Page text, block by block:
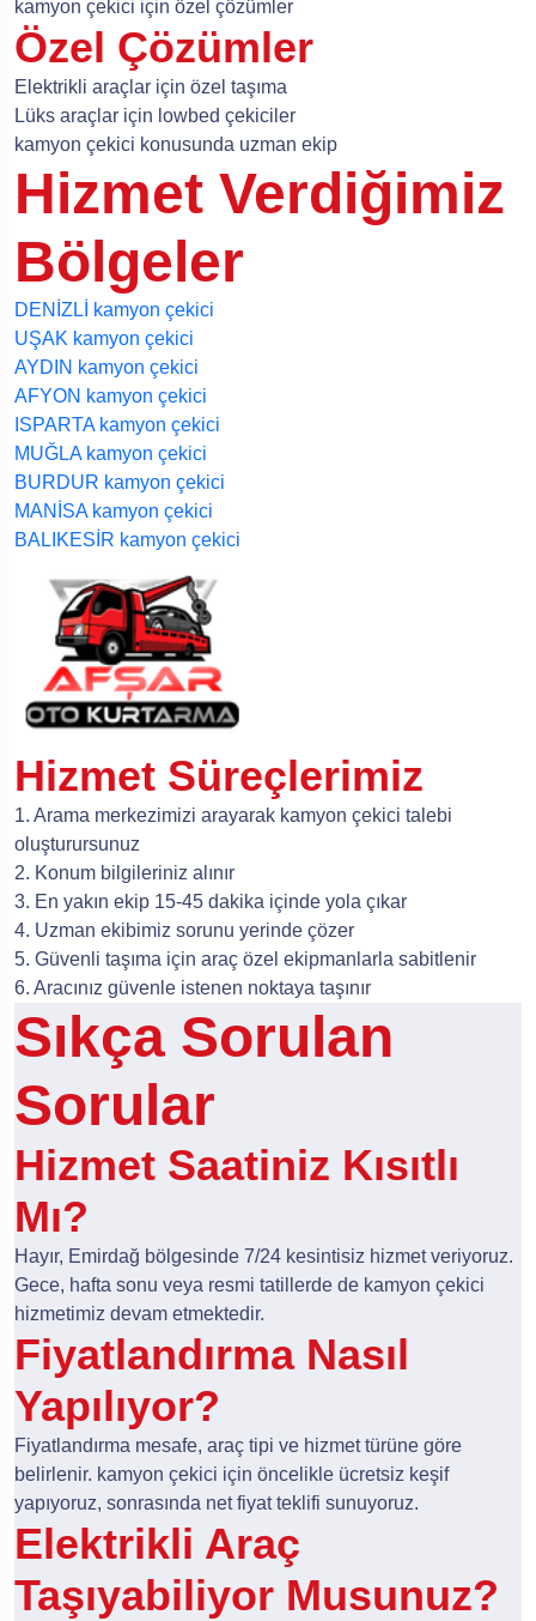
kamyon çekici için özel çözümler
Özel Çözümler
Elektrikli araçlar için özel taşıma
Lüks araçlar için lowbed çekiciler
kamyon çekici konusunda uzman ekip
Hizmet Verdiğimiz
Bölgeler
DENİZLİ kamyon çekici
UŞAK kamyon çekici
AYDIN kamyon çekici
AFYON kamyon çekici
ISPARTA kamyon çekici
MUĞLA kamyon çekici
BURDUR kamyon çekici
MANİSA kamyon çekici
BALIKESİR kamyon çekici
Hizmet Süreçlerimiz
1. Arama merkezimizi arayarak kamyon çekici talebi
oluşturursunuz
2. Konum bilgileriniz alınır
3. En yakın ekip 15-45 dakika içinde yola çıkar
4. Uzman ekibimiz sorunu yerinde çözer
5. Güvenli taşıma için araç özel ekipmanlarla sabitlenir
6. Aracınız güvenle istenen noktaya taşınır
Sıkça Sorulan
Sorular
Hizmet Saatiniz Kısıtlı
Mı?
Hayır, Emirdağ bölgesinde 7/24 kesintisiz hizmet veriyoruz.
Gece, hafta sonu veya resmi tatillerde de kamyon çekici
hizmetimiz devam etmektedir.
Fiyatlandırma Nasıl
Yapılıyor?
Fiyatlandırma mesafe, araç tipi ve hizmet türüne göre
belirlenir. kamyon çekici için öncelikle ücretsiz keşif
yapıyoruz, sonrasında net fiyat teklifi sunuyoruz.
Elektrikli Araç
Taşıyabiliyor Musunuz?